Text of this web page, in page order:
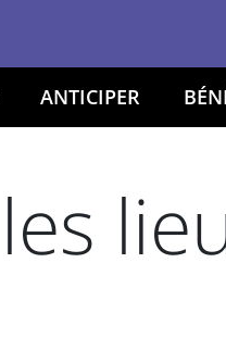
ANTICIPER